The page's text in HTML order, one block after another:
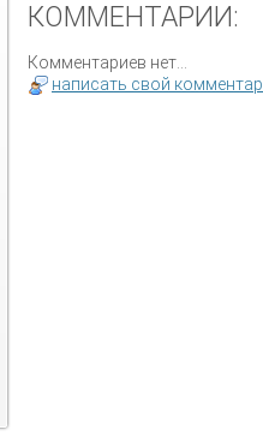
КОММЕНТАРИИ:
Комментариев нет...
написать свой